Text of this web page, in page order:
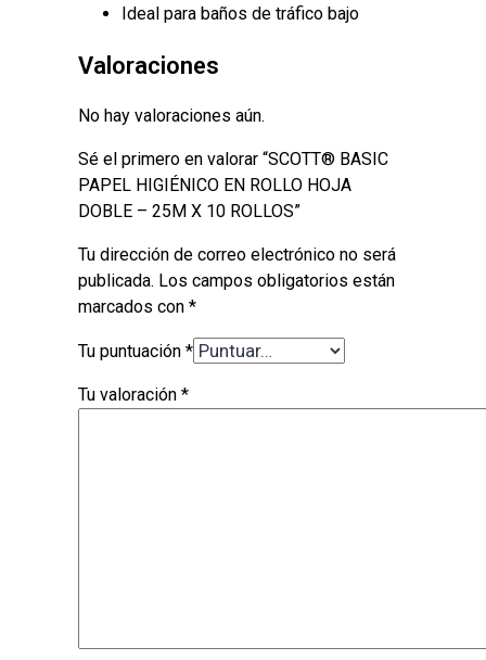
Ideal para baños de tráfico bajo
Valoraciones
No hay valoraciones aún.
Sé el primero en valorar “SCOTT® BASIC
PAPEL HIGIÉNICO EN ROLLO HOJA
DOBLE – 25M X 10 ROLLOS”
Tu dirección de correo electrónico no será
publicada. Los campos obligatorios están
marcados con *
Tu puntuación *
Tu valoración *